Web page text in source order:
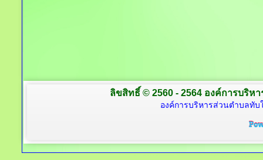
ลิขสิทธิ์ © 2560 - 2564 องค์การบริห
องค์การบริหารส่วนตำบลทับ